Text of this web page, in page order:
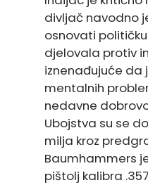
divljač navodno
osnovati
djelovala protiv
iznenađujuće da
mentalnih
nedavne
Ubojstva su se
milja kroz
Baumhammers
pištolj kalibra